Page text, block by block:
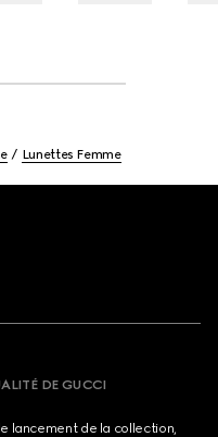
Lunettes Femme
DE GUCCI
lancement de la collection,